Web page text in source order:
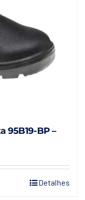
95B19-BP –
Detalhes